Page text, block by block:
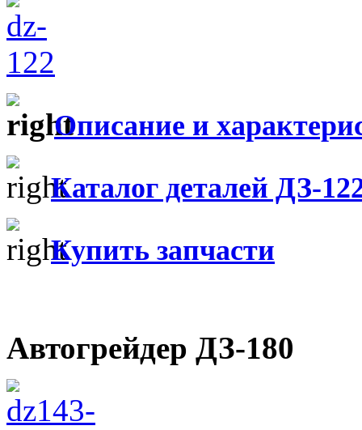
Описание и
Каталог деталей ДЗ-
Купить запчасти
Автогрейдер ДЗ-180